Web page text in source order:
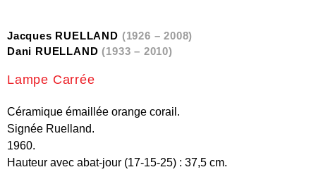
Jacques RUELLAND (1926 – 2008)
Dani RUELLAND (1933 – 2010)
Lampe Carrée
Céramique émaillée orange corail.
Signée Ruelland.
1960.
Hauteur avec abat-jour (17-15-25) : 37,5 cm.